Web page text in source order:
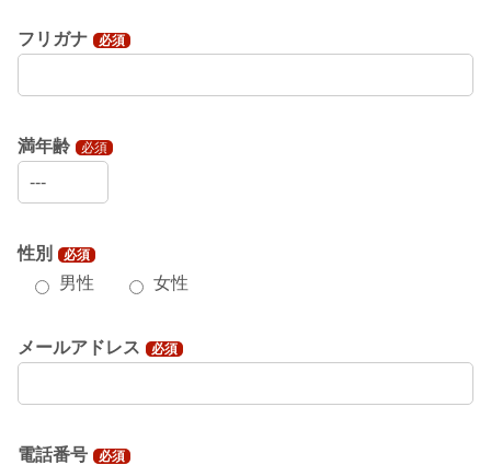
フリガナ 必須
満年齢 必須
性別 必須
男性 女性
メールアドレス 必須
電話番号 必須